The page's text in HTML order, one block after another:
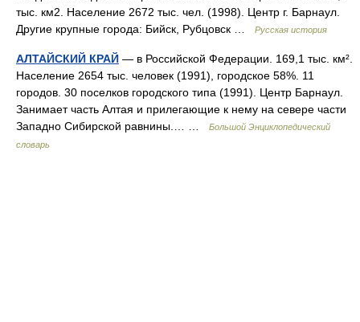
тыс. км2. Население 2672 тыс. чел. (1998). Центр г. Барнаул.
Другие крупные города: Бийск, Рубцовск …
Русская история
АЛТАЙСКИЙ КРАЙ — в Российской Федерации. 169,1 тыс. км².
Население 2654 тыс. человек (1991), городское 58%. 11
городов. 30 поселков городского типа (1991). Центр Барнаул.
Занимает часть Алтая и прилегающие к нему на севере части
Западно Сибирской равнины.… …
Большой Энциклопедический
словарь